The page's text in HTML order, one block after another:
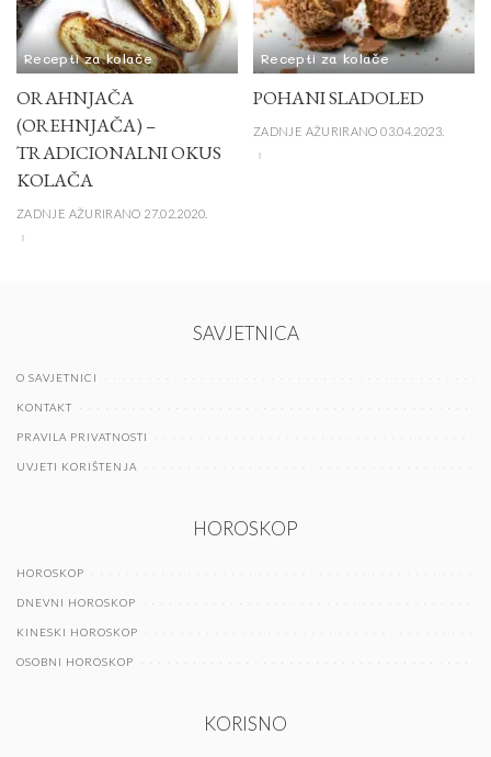
Recepti za kolače
ORAHNJAČA
(OREHNJAČA) –
TRADICIONALNI OKUS
KOLAČA
ZADNJE AŽURIRANO 27.02.2020.
Recepti za kolače
POHANI SLADOLED
ZADNJE AŽURIRANO 03.04.2023.
SAVJETNICA
O SAVJETNICI
KONTAKT
PRAVILA PRIVATNOSTI
UVJETI KORIŠTENJA
HOROSKOP
HOROSKOP
DNEVNI HOROSKOP
KINESKI HOROSKOP
OSOBNI HOROSKOP
KORISNO